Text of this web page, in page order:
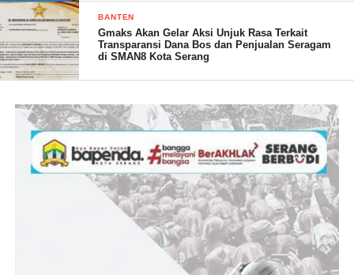
menyampaikan “Tujuan kegiatan tersebut guna untuk
meningkatkan cakupan pemberian vit A kepada balita dalam
rangka pencegahan stunting,”tuturnya.
Popi Eliza S,tr.KeB. berharap dapat meningkatkan cakupan
pelayanan kepada balita dibulan februari ini.
Masih Popi, iya juga menghimbau ,agar kepada ibu-ibu yang
balitanya belum mendapatkan vit A,obat cacing ,agar segera
mendatangi tempat layanan posyandu atau kebidan desa
terdekat,”imbaunya.
BANTEN
Gmaks Akan Gelar Aksi Unjuk Rasa Terkait
Transparansi Dana Bos dan Penjualan Seragam
di SMAN8 Kota Serang